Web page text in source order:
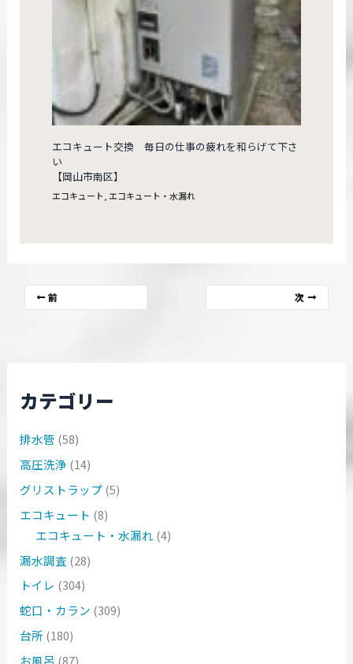
エコキュート交換 毎日の仕事の疲れを和らげて下さ
い
【岡山市南区】
エコキュート, エコキュート・水漏れ
前 次
カテゴリー
排水管 (58)
高圧洗浄 (14)
グリストラップ(5)
エコキュート (8)
エコキュート・水漏れ (4)
漏水調査 (28)
トイレ (304)
蛇口・カラン (309)
台所 (180)
お風呂 (87)